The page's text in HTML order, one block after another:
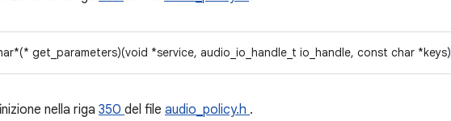
get_parameters)(void *service, audio_io_handle_t io_handle, const char *keys)
nella riga 350 del file audio_policy.h .